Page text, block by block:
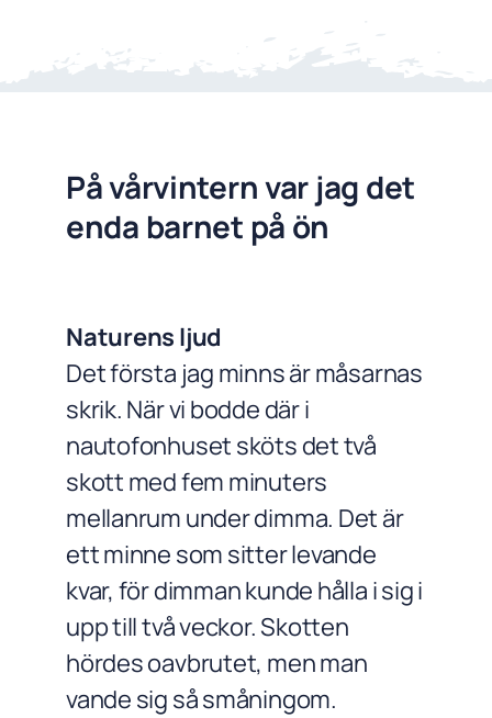
På vårvintern var jag det
enda barnet på ön
Naturens ljud
Det första jag minns är måsarnas
skrik. När vi bodde där i
nautofonhuset sköts det två
skott med fem minuters
mellanrum under dimma. Det är
ett minne som sitter levande
kvar, för dimman kunde hålla i sig i
upp till två veckor. Skotten
hördes oavbrutet, men man
vande sig så småningom.